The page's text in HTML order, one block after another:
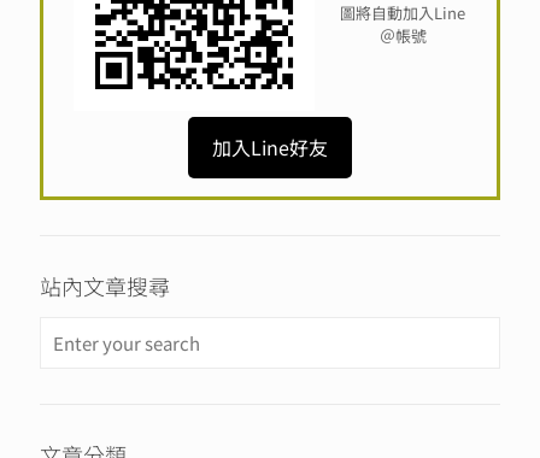
圖將自動加入Line
＠帳號
加入Line好友
站內文章搜尋